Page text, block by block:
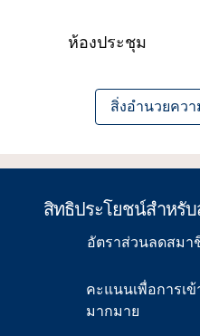
ห้องประชุม
สิ่งอํานวยคว
สิทธิประโยชน์สำหรั
อัตราส่วนลดสมา
คะแนนเพื่อการเ
มากมาย